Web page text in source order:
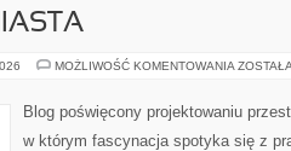
MOŻLIWOŚĆ KOMENTOWANIA
Blog poświęcony projektowaniu
w którym fascynacja spotyka się z